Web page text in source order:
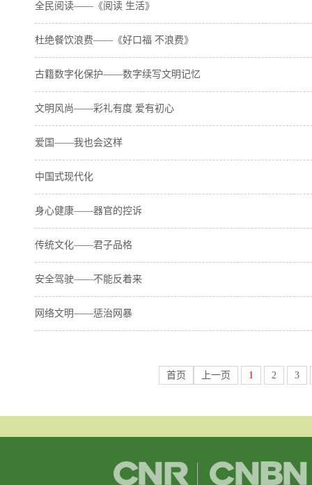
全民阅读——《阅读 生活》
杜绝餐饮浪费——《好口福 不浪费》
古籍数字化保护——数字续写文明记忆
文明风尚——彩礼有度 爱有初心
爱国——我也会这样
中国式现代化
身心健康——器官的控诉
传统文化——君子品格
安全驾驶——不能反着来
网络文明——惩治网暴
首页 上一页 1 2 3